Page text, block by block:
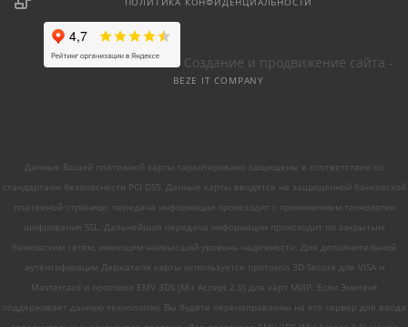
Создание и продвижение сайта -
BEZE IT COMPANY
Данные Вашей платежной карты гарантировано защищены в соответствии со
стандартами безопасности PCI DSS. Данные карты вводятся на защищенной банковской
платежной странице, передача информации происходит с применением технологии
шифрования SSL. Дальнейшая передача информации происходит по закрытым
банковским сетям, имеющим наивысший уровень надежности. Для дополнительной
аутентификации Держателя карты используется протокол 3D-Secure для VISA и
Mastercard и протокол EMV 3DS (Mir Accept 2.0) для карт МИР. Если Эмитент
поддерживает данную технологию, Вы будете перенаправлены на его сервер для ввода